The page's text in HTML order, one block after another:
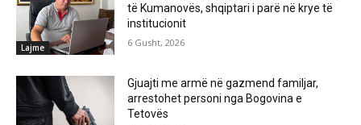
Lajme
të Kumanovës, shqiptari i parë në krye të
institucionit
6 Gusht, 2026
Gjuajti me armë në gazmend familjar,
arrestohet personi nga Bogovina e
Tetovës